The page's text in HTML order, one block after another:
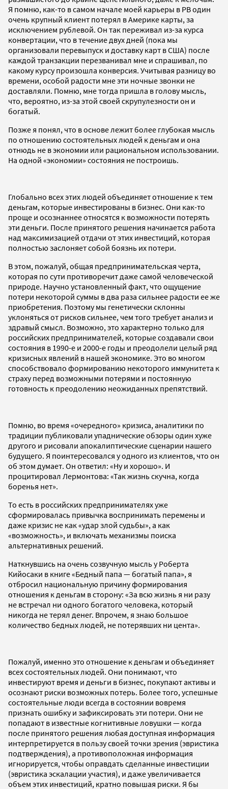
Я помню, как-то в самом начале моей карьеры в РВ один
очень крупный клиент потерял в Америке карты, за
исключением рублевой. Он так переживал из-за курса
конвертации, что в течение двух дней (пока мы
организовали перевыпуск и доставку карт в США) после
каждой транзакции перезванивал мне и спрашивал, по
какому курсу произошла конверсия. Учитывая разницу во
времени, особой радости мне эти ночные звонки не
доставляли. Помню, мне тогда пришла в голову мысль,
что, вероятно, из-за этой своей скрупулезности он и
богатый.
Позже я понял, что в основе лежит более глубокая мысль
по отношению состоятельных людей к деньгам и она
отнюдь не в экономии или рациональном использовании.
На одной «экономии» состояния не построишь.
Глобально всех этих людей объединяет отношение к тем
деньгам, которые инвестированы в бизнес. Они как-то
проще и осознаннее относятся к возможности потерять
эти деньги. После принятого решения начинается работа
над максимизацией отдачи от этих инвестиций, которая
полностью заслоняет собой боязнь их потери.
В этом, пожалуй, общая предпринимательская черта,
которая по сути противоречит даже самой человеческой
природе. Научно установленный факт, что ощущение
потери некоторой суммы в два раза сильнее радости ее же
приобретения. Поэтому мы генетически склонны
уклоняться от рисков сильнее, чем того требует анализ и
здравый смысл. Возможно, это характерно только для
российских предпринимателей, которые создавали свои
состояния в 1990-е и 2000-е годы и преодолели целый ряд
кризисных явлений в нашей экономике. Это во многом
способствовало формированию некоторого иммунитета к
страху перед возможными потерями и постоянную
готовность к преодолению неожиданных препятствий.
Помню, во время «очередного» кризиса, аналитики по
традиции публиковали упаднические обзоры один хуже
другого и рисовали апокалиптические сценарии нашего
будущего. Я поинтересовался у одного из клиентов, что он
об этом думает. Он ответил: «Ну и хорошо». И
процитировал Лермонтова: «Так жизнь скучна, когда
боренья нет».
То есть в российских предпринимателях уже
сформировалась привычка воспринимать перемены и
даже кризис не как «удар злой судьбы», а как
«возможность», и включать механизмы поиска
альтернативных решений.
Наткнувшись на очень созвучную мысль у Роберта
Кийосаки в книге «Бедный папа — богатый папа», я
отбросил национальную причину формирования
отношения к деньгам в сторону: «За всю жизнь я ни разу
не встречал ни одного богатого человека, который
никогда не терял денег. Впрочем, я знаю большое
количество бедных людей, не потерявших ни цента».
Пожалуй, именно это отношение к деньгам и объединяет
всех состоятельных людей. Они понимают, что
инвестируют время и деньги в бизнес, покупают активы и
осознают риски возможных потерь. Более того, успешные
состоятельные люди всегда в состоянии вовремя
признать ошибку и зафиксировать эти потери. Они не
попадают в известные когнитивные ловушки — когда
после принятого решения любая доступная информация
интерпретируется в пользу своей точки зрения (эвристика
подтверждения), а противоположная информация
игнорируется, чтобы оправдать сделанные инвестиции
(эвристика эскалации участия), и даже увеличивается
объем этих инвестиций, кратно повышая риски. Я бы